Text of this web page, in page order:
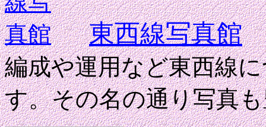
東西線写真館
編成や運用など東西線
す。その名の通り写真